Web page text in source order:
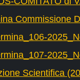
Commissione
Scientifica